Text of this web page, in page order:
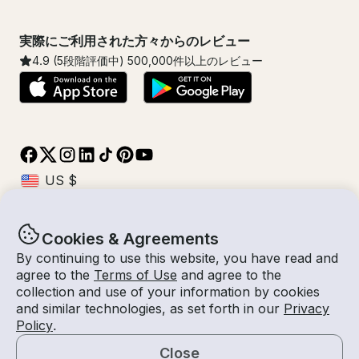
Cookies & Agreements
By continuing to use this website, you have read and
agree to the Terms of Use and agree to the
collection and use of your information by cookies
and similar technologies, as set forth in our Privacy
Policy.
Close
実際にご利用された方々からのレビュー
4.9 (5段階評価中) 500,000件以上のレビュー
© Getmyboat 2026利用規約プライバシー規約
11 8月 2026
3 時間2 人数
船長付き
$798 /時間